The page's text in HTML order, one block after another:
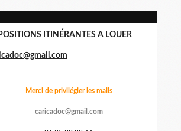
ITINÉRANTES A LOUER
Merci de privilégier les mails
caricadoc@gmail.com